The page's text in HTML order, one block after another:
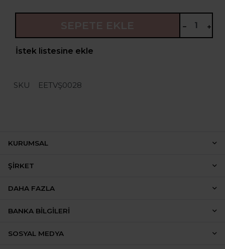
İstek listesine ekle
SKU EETVŞ0028
KURUMSAL
ŞIRKET
DAHA FAZLA
BANKA BILGILERI
SOSYAL MEDYA